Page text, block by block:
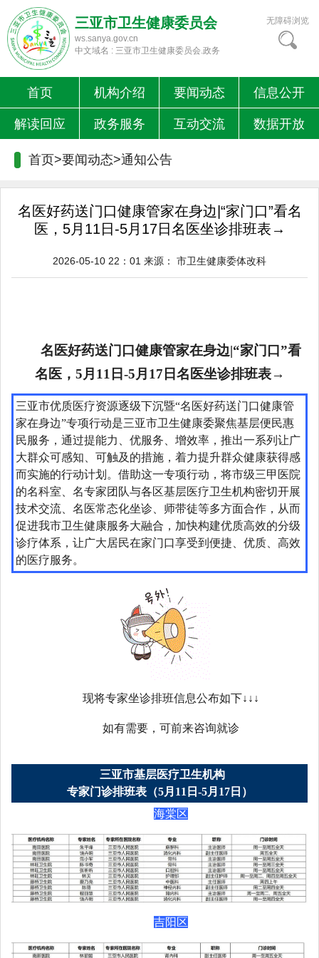
三亚市卫生健康委员会
ws.sanya.gov.cn
中文域名 : 三亚市卫生健康委员会.政务
无障碍浏览
首页 机构介绍 要闻动态 信息公开
解读回应 政务服务 互动交流 数据开放
首页>要闻动态>通知公告
名医好药送门口健康管家在身边|“家门口”看名
医，5月11日-5月17日名医坐诊排班表→
2026-05-10 22：01 来源： 市卫生健康委体改科
名医好药送门口健康管家在身边|“家门口”看
名医，5月11日-5月17日名医坐诊排班表→
三亚市优质医疗资源逐级下沉暨“名医好药送门口健康管
家在身边”专项行动是三亚市卫生健康委聚焦基层便民惠
民服务，通过提能力、优服务、增效率，推出一系列让广
大群众可感知、可触及的措施，着力提升群众健康获得感
而实施的行动计划。借助这一专项行动，将市级三甲医院
的名科室、名专家团队与各区基层医疗卫生机构密切开展
技术交流、名医常态化坐诊、师带徒等多方面合作，从而
促进我市卫生健康服务大融合，加快构建优质高效的分级
诊疗体系，让广大居民在家门口享受到便捷、优质、高效
的医疗服务。
现将专家坐诊排班信息公布如下↓↓↓
如有需要，可前来咨询就诊
三亚市基层医疗卫生机构
专家门诊排班表（5月11日-5月17日）
海棠区
吉阳区